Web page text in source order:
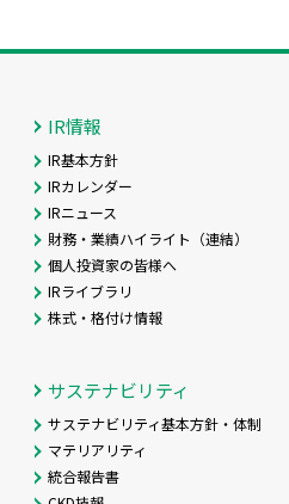
IR情報
IR基本方針
IRカレンダー
IRニュース
財務・業績ハイライト（連結）
個人投資家の皆様へ
IRライブラリ
株式・格付け情報
サステナビリティ
サステナビリティ基本方針・体制
マテリアリティ
統合報告書